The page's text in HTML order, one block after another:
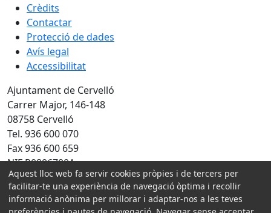
Crèdits
Contactar
Protecció de dades
Avís legal
Accessibilitat
Ajuntament de Cervelló
Carrer Major, 146-148
08758 Cervelló
Tel. 936 600 070
Fax 936 600 659
NIF P0806700A
Amb la col·laboració de:
Aquest lloc web fa servir cookies pròpies i de tercers per
facilitar-te una experiència de navegació òptima i recollir
informació anònima per millorar i adaptar-nos a les teves